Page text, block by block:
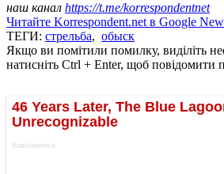
наш канал https://t.me/korrespondentnet
Читайте Korrespondent.net в Google
ТЕГИ: стрельба, обыск
Якщо ви помітили помилку, виділіть
натисніть Ctrl + Enter, щоб повідомити